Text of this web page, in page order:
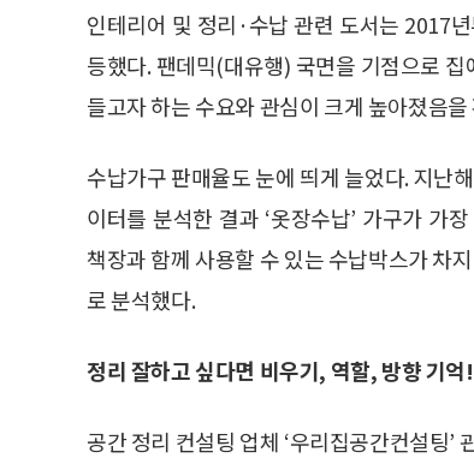
인테리어 및 정리·수납 관련 도서는 2017
등했다. 팬데믹(대유행) 국면을 기점으로
들고자 하는 수요와 관심이 크게 높아졌음
수납가구 판매율도 눈에 띄게 늘었다. 지난
이터를 분석한 결과 ‘옷장수납’ 가구가 가
책장과 함께 사용할 수 있는 수납박스가 차
로 분석했다.
정리 잘하고 싶다면 비우기, 역할, 방향 기억!
공간 정리 컨설팅 업체 ‘우리집공간컨설팅